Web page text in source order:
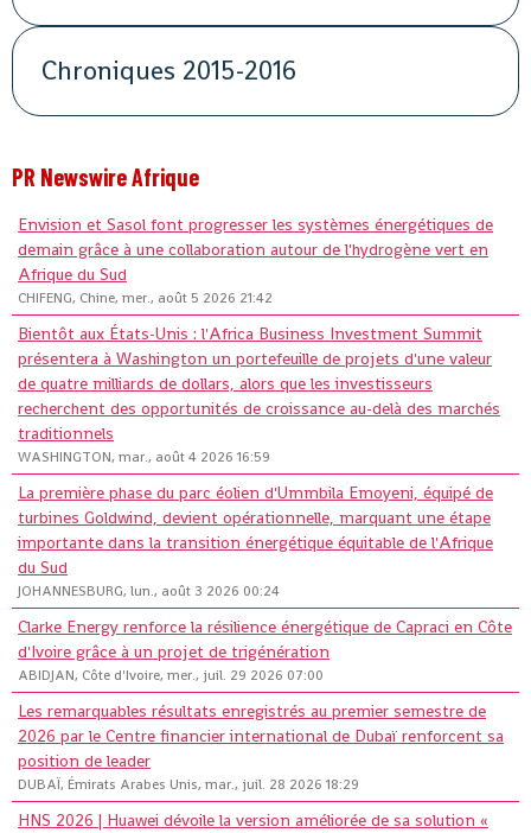
Chroniques 2015-2016
PR Newswire Afrique
Envision et Sasol font progresser les systèmes énergétiques de
demain grâce à une collaboration autour de l'hydrogène vert en
Afrique du Sud
CHIFENG, Chine, mer., août 5 2026 21:42
Bientôt aux États-Unis : l'Africa Business Investment Summit
présentera à Washington un portefeuille de projets d'une valeur
de quatre milliards de dollars, alors que les investisseurs
recherchent des opportunités de croissance au-delà des marchés
traditionnels
WASHINGTON, mar., août 4 2026 16:59
La première phase du parc éolien d'Ummbila Emoyeni, équipé de
turbines Goldwind, devient opérationnelle, marquant une étape
importante dans la transition énergétique équitable de l'Afrique
du Sud
JOHANNESBURG, lun., août 3 2026 00:24
Clarke Energy renforce la résilience énergétique de Capraci en Côte
d'Ivoire grâce à un projet de trigénération
ABIDJAN, Côte d'Ivoire, mer., juil. 29 2026 07:00
Les remarquables résultats enregistrés au premier semestre de
2026 par le Centre financier international de Dubaï renforcent sa
position de leader
DUBAÏ, Émirats Arabes Unis, mar., juil. 28 2026 18:29
HNS 2026 | Huawei dévoile la version améliorée de sa solution «